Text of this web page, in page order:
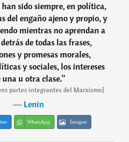
han sido siempre, en política,
del engaño ajeno y propio, y
mientras no aprendan a
de todas las frases,
y promesas morales,
y sociales, los intereses
una u otra clase.”
partes integrantes del Marxismo]
―Lenin
WhatsApp Imagen